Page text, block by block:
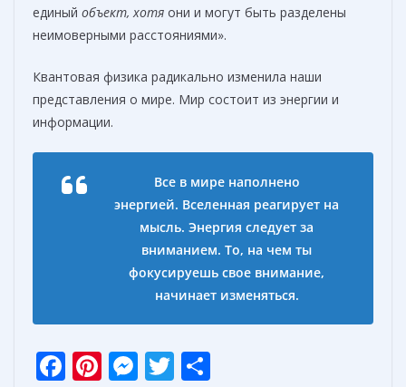
единый объект, хотя они и могут быть разделены
неимоверными расстояниями».
Квантовая физика радикально изменила наши
представления о мире. Мир состоит из энергии и
информации.
Все в мире наполнено
энергией. Вселенная реагирует на
мысль. Энергия следует за
вниманием. То, на чем ты
фокусируешь свое внимание,
начинает изменяться.
F Pi M T